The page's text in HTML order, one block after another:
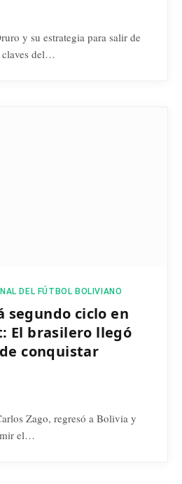
y su estrategia para salir de
claves del…
DEL FÚTBOL BOLIVIANO
segundo ciclo en
El brasilero llegó
conquistar
Zago, regresó a Bolivia y
el…